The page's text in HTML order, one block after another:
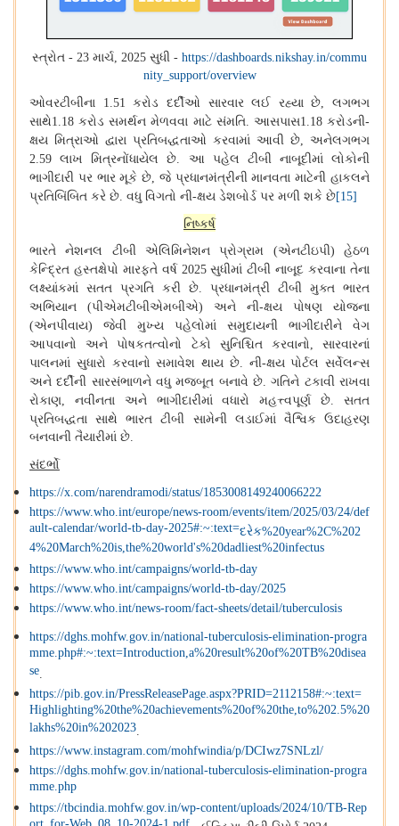
સ્ત્રોત - 23 માર્ચ , 2025 સુધી - https://dashboards.nikshay.in/commu
nity_support/overview
ઓવરટીબીના 1.51કરોડ દર્દીઓ સારવાર લઈ રહ્યા છે
લગભગ
સાથે1.18કરોડ સમર્થન મેળવવા માટે સંમતિ આસપાસ1.18કરોડની-
ક્ષય મિત્રાઓ દ્વારા પ્રતિબદ્ધતાઓ કરવામાં આવી છે
અનેલગભગ
2.59લાખ મિત્રનોંધાયેલ છે
આ પહેલ ટીબી નાબૂદીમાં લોકોની
ભાગીદારી પર ભાર મૂકે છે જે પ્રધાનમંત્રીની માનવતા માટેની હાકલને
પ્રતિબિંબિત કરે છે વધુ વિગતો ની-ક્ષય ડેશબોર્ડ પર મળી શકે છે[15]
નિષ્કર્ષ
ભારતે નેશનલ ટીબી એલિમિનેશન પ્રોગ્રામ (એનટીઇપી)હેઠળ
કેન્દ્રિત હસ્તક્ષેપો મારફતે વર્ષ 2025સુધીમાં ટીબી નાબૂદ કરવાના તેના
લક્ષ્યાંકમાં સતત પ્રગતિ કરી છે
પ્રધાનમંત્રી ટીબી મુક્ત ભારત
અભિયાન (પીએમટીબીએમબીએ) અને ની-ક્ષય પોષણ યોજના
(એનપીવાય) જેવી મુખ્ય પહેલોમાં સમુદાયની ભાગીદારીને વેગ
આપવાનો અને પોષકતત્વોનો ટેકો સુનિશ્ચિત કરવાનો
,સારવારનાં
પાલનમાં સુધારો કરવાનો સમાવેશ થાય છે. ની-ક્ષય પોર્ટલ સર્વેલન્સ
અને દર્દીની સારસંભાળને વધુ મજબૂત બનાવે છે .ગતિને ટકાવી રાખવા
રોકાણ
નવીનતા અને ભાગીદારીમાં વધારો મહત્ત્વપૂર્ણ છે .સતત
પ્રતિબદ્ધતા સાથે ભારત ટીબી સામેની લડાઈમાં વૈશ્વિક ઉદાહરણ
બનવાની તૈયારીમાં છે
સંદર્ભો
https://x.com/narendramodi/status/1853008149240066222
https://www.who.int/europe/news-room/events/item/2025/03/24/def
ault-calendar/world-tb-day-2025#:~:text=દરેક%20year%2C%202
4%20March%20is,the%20world's%20dadliest%20infectus
https://www.who.int/campaigns/world-tb-day
https://www.who.int/campaigns/world-tb-day/2025
https://www.who.int/news-room/fact-sheets/detail/tuberculosis
https://dghs.mohfw.gov.in/national-tuberculosis-elimination-progra
mme.php#:~:text=Introduction,a%20result%20of%20TB%20disea
se
https://pib.gov.in/PressReleasePage.aspx?PRID=2112158#:~:text=
Highlighting%20the%20achievements%20of%20the,to%202.5%20
lakhs%20in%202023
https://www.instagram.com/mohfwindia/p/DCIwz7SNLzl/
https://dghs.mohfw.gov.in/national-tuberculosis-elimination-progra
mme.php
https://tbcindia.mohfw.gov.in/wp-content/uploads/2024/10/TB-Rep